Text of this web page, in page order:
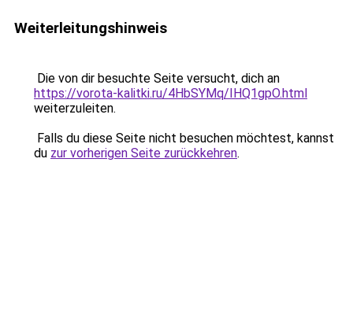
Weiterleitungshinweis
Die von dir besuchte Seite versucht, dich an
https://vorota-kalitki.ru/4HbSYMq/IHQ1gpO.html
weiterzuleiten.
Falls du diese Seite nicht besuchen möchtest, kannst
du zur vorherigen Seite zurückkehren.